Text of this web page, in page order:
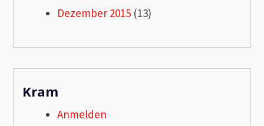
Dezember 2015 (13)
Kram
Anmelden